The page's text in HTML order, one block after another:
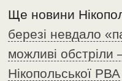
Ще новини
березі невдало
можливі обстріли
Нікопольської РВА